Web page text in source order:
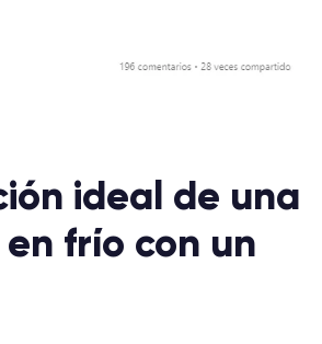
ideal de una
frío con un